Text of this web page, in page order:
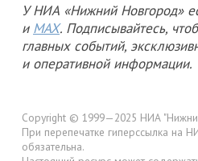
У НИА «Нижний Новгород»
и MAX. Подписывайтесь,
главных событий,
и оперативной информации.
Copyright © 1999—2025 НИА
При перепечатке гиперссылка на
обязательна.